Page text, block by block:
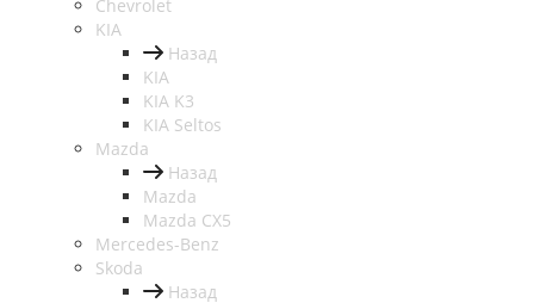
Chevrolet
KIA
Назад
KIA
KIA K3
KIA Seltos
Mazda
Назад
Mazda
Mazda CX5
Mercedes-Benz
Skoda
Назад